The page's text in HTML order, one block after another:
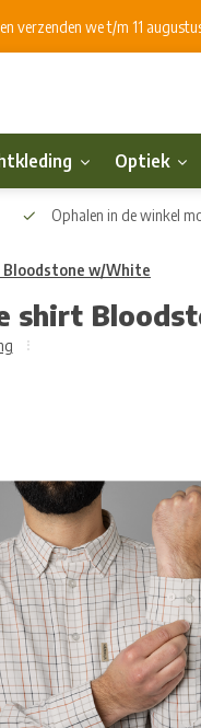
verzenden we t/m 11
Optiek
Ophalen in de winkel
w/White
shirt